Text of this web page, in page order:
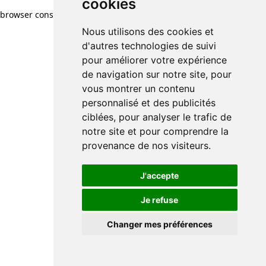
cookies
Nous utilisons des cookies et
d'autres technologies de suivi
pour améliorer votre expérience
de navigation sur notre site, pour
vous montrer un contenu
personnalisé et des publicités
ciblées, pour analyser le trafic de
notre site et pour comprendre la
provenance de nos visiteurs.
J'accepte
Je refuse
Changer mes préférences
browser console for more information)